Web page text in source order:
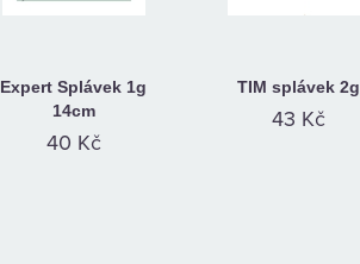
Expert Splávek 1g
14cm
40 Kč
TIM splávek 2g
43 Kč